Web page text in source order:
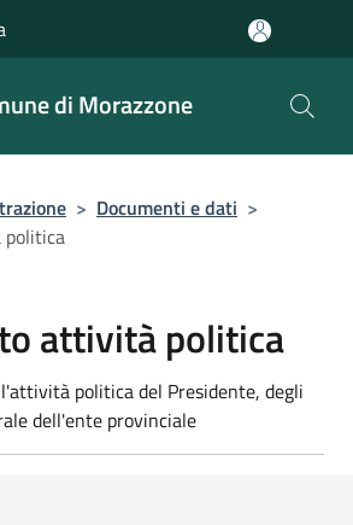
di Morazzone
> Documenti e dati >
attività politica
politica del Presidente, degli
dell'ente provinciale